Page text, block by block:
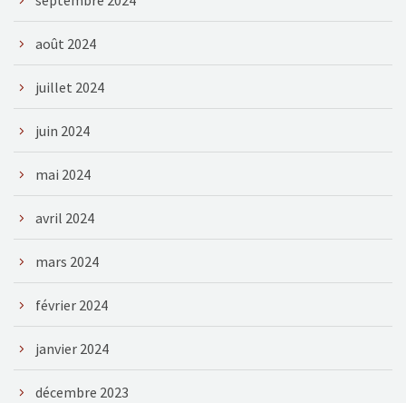
août 2024
juillet 2024
juin 2024
mai 2024
avril 2024
mars 2024
février 2024
janvier 2024
décembre 2023